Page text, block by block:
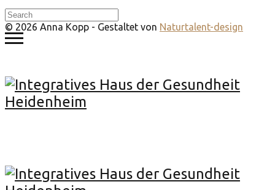
© 2026 Anna Kopp - Gestaltet von Naturtalent-design